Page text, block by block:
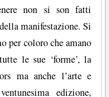
non si son fatti
manifestazione. Si
per coloro che amano
le sue ‘forme’, la
ma anche l’arte e
edizione,